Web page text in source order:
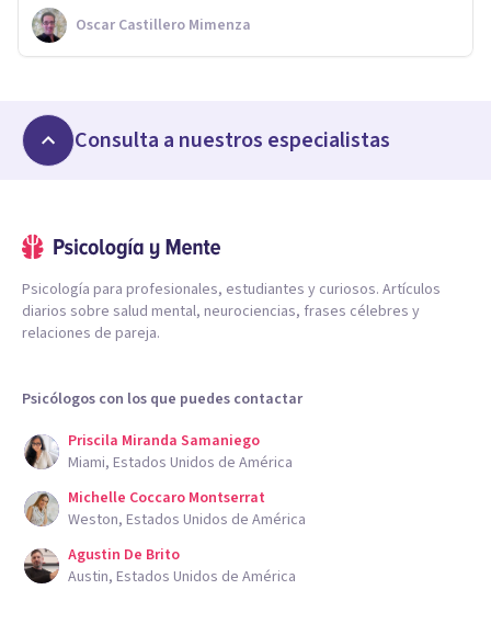
Oscar Castillero Mimenza
Consulta a nuestros especialistas
Psicología para profesionales, estudiantes y curiosos. Artículos
diarios sobre salud mental, neurociencias, frases célebres y
relaciones de pareja.
Psicólogos con los que puedes contactar
Priscila Miranda Samaniego
Miami, Estados Unidos de América
Michelle Coccaro Montserrat
Weston, Estados Unidos de América
Agustin De Brito
Austin, Estados Unidos de América